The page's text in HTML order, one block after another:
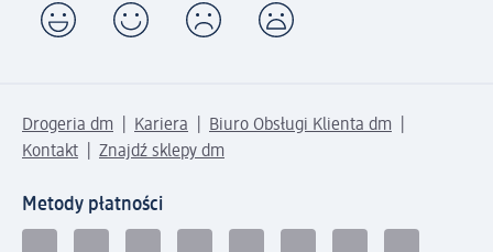
Drogeria dm Kariera
Biuro Obsługi Klienta dm
Kontakt
Znajdź sklepy dm
Metody płatności